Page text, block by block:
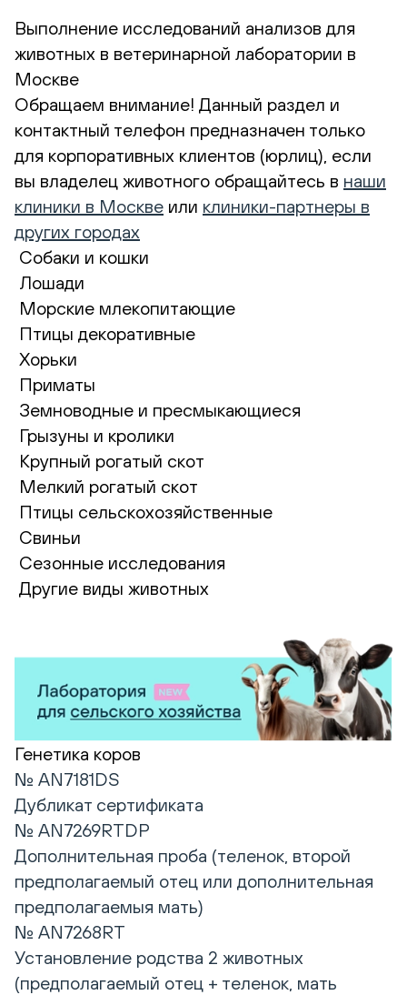
Выполнение исследований анализов для
животных в ветеринарной лаборатории в
Москве
Обращаем внимание! Данный раздел и
контактный телефон предназначен только
для корпоративных клиентов (юрлиц), если
вы владелец животного обращайтесь в наши
клиники в Москве или клиники-партнеры в
других городах
Собаки и кошки
Лошади
Морские млекопитающие
Птицы декоративные
Хорьки
Приматы
Земноводные и пресмыкающиеся
Грызуны и кролики
Крупный рогатый скот
Мелкий рогатый скот
Птицы сельскохозяйственные
Свиньи
Сезонные исследования
Другие виды животных
Генетика коров
№ AN7181DS
Дубликат сертификата
№ AN7269RTDP
Дополнительная проба (теленок, второй
предполагаемый отец или дополнительная
предполагаемыя мать)
№ AN7268RT
Установление родства 2 животных
(предполагаемый отец + теленок, мать